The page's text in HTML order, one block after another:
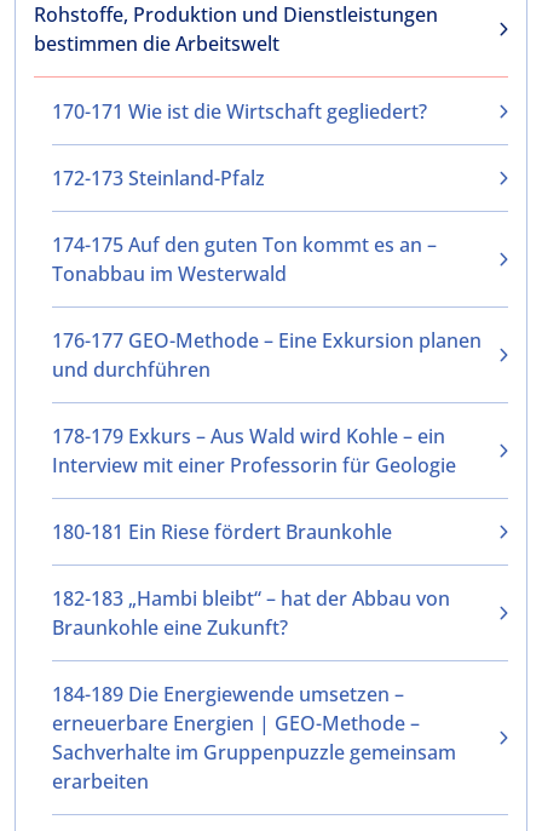
Rohstoffe, Produktion und Dienstleistungen
bestimmen die Arbeitswelt
170-171 Wie ist die Wirtschaft gegliedert?
172-173 Steinland-Pfalz
174-175 Auf den guten Ton kommt es an –
Tonabbau im Westerwald
176-177 GEO-Methode – Eine Exkursion planen
und durchführen
178-179 Exkurs – Aus Wald wird Kohle – ein
Interview mit einer Professorin für Geologie
180-181 Ein Riese fördert Braunkohle
182-183 „Hambi bleibt“ – hat der Abbau von
Braunkohle eine Zukunft?
184-189 Die Energiewende umsetzen –
erneuerbare Energien | GEO-Methode –
Sachverhalte im Gruppenpuzzle gemeinsam
erarbeiten